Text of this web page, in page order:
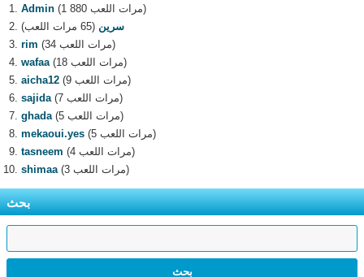
Admin
(1 880 مرات اللعب)
سرين (65 مرات اللعب)
rim
(34 مرات اللعب)
wafaa
(18 مرات اللعب)
aicha12
(9 مرات اللعب)
sajida
(7 مرات اللعب)
ghada
(5 مرات اللعب)
mekaoui.yes
(5 مرات اللعب)
tasneem
(4 مرات اللعب)
shimaa
(3 مرات اللعب)
بحث